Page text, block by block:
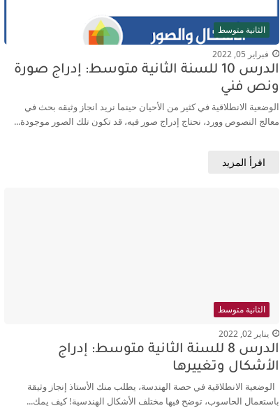
الثانية متوسط
فبراير 05, 2022
الدرس 10 للسنة الثانية متوسط: إدراج صورة
ونص فني
الوضعية الانطلاقية في كثير من الأحيان حينما نريد انجاز وثيقه بحث في
معالج النصوص وورد، نحتاج إدراج صور فيه، قد تكون تلك الصور موجودة...
اقرأ المزيد
الثانية متوسط
يناير 02, 2022
الدرس 8 للسنة الثانية متوسط: إدراج
الأشكال وتغييرها
الوضعية الانطلاقية في حصة الهندسة، يطلب منك الأستاذ إنجاز وثيقة
باستعمال الحاسوب، توضح فيها مختلف الأشكال الهندسية! كيف يمك...